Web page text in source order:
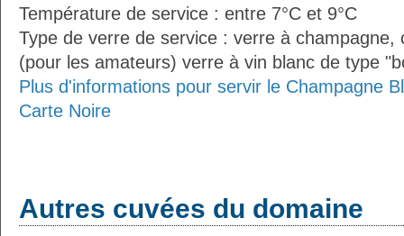
Température de service : entre 7°C et 9°C
Type de verre de service : verre à champagne,
(pour les amateurs) verre à vin blanc de type
Plus d'informations pour servir le Champagne
Carte Noire
Autres cuvées du domaine